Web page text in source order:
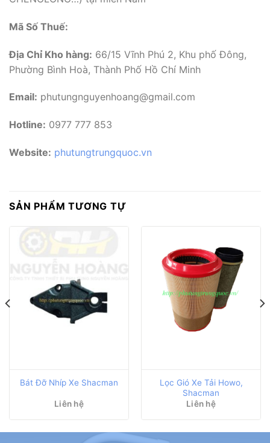
Mã Số Thuế:
Địa Chỉ Kho hàng: 66/15 Vĩnh Phú 2, Khu phố Đông,
Phường Bình Hoà, Thành Phố Hồ Chí Minh
Email: phutungnguyenhoang@gmail.com
Hotline: 0977 777 853
Website: phutungtrungquoc.vn
SẢN PHẨM TƯƠNG TỰ
Bát Đỡ Nhíp Xe Shacman
Liên hệ
Lọc Gió Xe Tải Howo,
Shacman
Liên hệ
₫.